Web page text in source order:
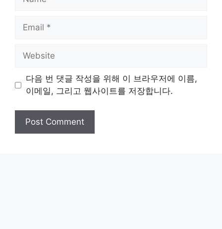
Email
Website
다음 번 댓글 작성을 위해 이 브라우저에 이름,
이메일, 그리고 웹사이트를 저장합니다.